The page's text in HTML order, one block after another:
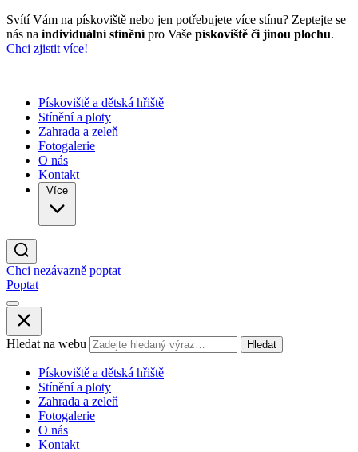
Svítí Vám na pískoviště nebo jen potřebujete více stínu? Zeptejte se
nás na individuální stíněnípro Vaše pískoviště či jinou plochu.
Chci zjistit více!
Pískoviště a dětská hřiště
Stínění a ploty
Zahrada a zeleň
Fotogalerie
O nás
Kontakt
Více
Chci nezávazně poptat
Poptat
Hledat na webu Hledat
Pískoviště a dětská hřiště
Stínění a ploty
Zahrada a zeleň
Fotogalerie
O nás
Kontakt